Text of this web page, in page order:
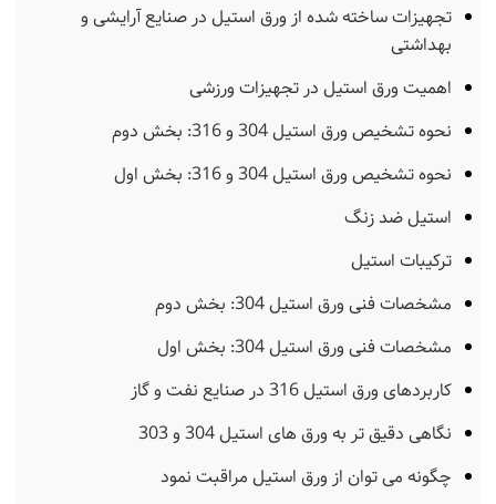
تجهیزات ساخته شده از ورق استیل در صنایع آرایشی و
بهداشتی
اهمیت ورق استیل در تجهیزات ورزشی
نحوه تشخیص ورق استیل 304 و 316: بخش دوم
نحوه تشخیص ورق استیل 304 و 316: بخش اول
استیل ضد زنگ
ترکیبات استیل
مشخصات فنی ورق استیل 304: بخش دوم
مشخصات فنی ورق استیل 304: بخش اول
کاربردهای ورق استیل 316 در صنایع نفت و گاز
نگاهی دقیق تر به ورق های استیل 304 و 303
چگونه می توان از ورق استیل مراقبت نمود